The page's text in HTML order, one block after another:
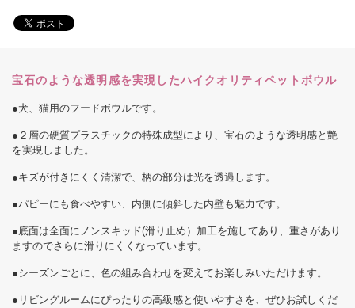
宝石のような透明感を実現したハイクオリティペットボウル
●犬、猫用のフードボウルです。
●２層の硬質プラスチックの特殊成型により、宝石のような透明感と艶
を実現しました。
●キズが付きにくく清潔で、柄の部分は光を透過します。
●パピーにも食べやすい、内側に傾斜した内壁も魅力です。
●底面は全面にノンスキッド(滑り止め）加工を施してあり、重さがあり
ますのでさらに滑りにくくなっています。
●シーズンごとに、色の組み合わせを変えてお楽しみいただけます。
●リビングルームにぴったりの高級感と使いやすさを、ぜひお試しくだ